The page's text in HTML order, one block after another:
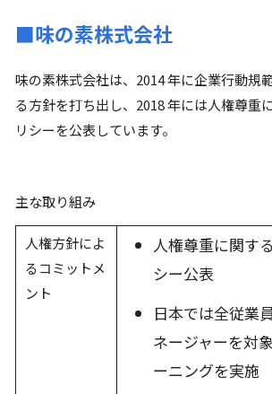
■味の素株式会社
味の素株式会社は、2014 年に企業行動規
る方針を打ち出し、2018 年には人権尊重
リシーを公表しています。
主な取り組み
人権方針によ
るコミットメ
ント
人権尊重に関す
シー公表
日本では全従業
ネージャーを対
ーニングを実施